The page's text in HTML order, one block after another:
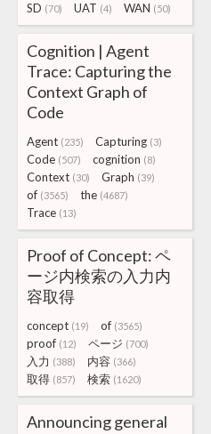
SD (70) UAT (4) WAN (50)
Cognition | Agent
Trace: Capturing the
Context Graph of
Code
Agent (235) Capturing (3)
Code (507) cognition (8)
Context (30) Graph (39)
of (3565) the (4687)
Trace (13)
Proof of Concept: ペ
ージ内検索の入力内
容取得
concept (19) of (3565)
proof (12) ページ (700)
入力 (388) 内容 (366)
取得 (857) 検索 (1620)
Announcing general